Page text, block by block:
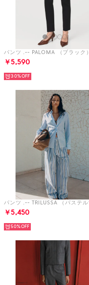
パンツ .-- PALOMA （ブラック）
￥5,590
30%
￥5,450
50%